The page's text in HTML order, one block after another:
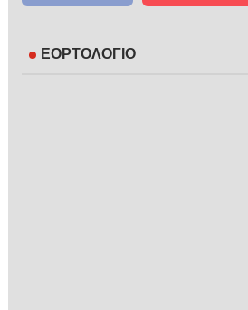
ΕΟΡΤΟΛΟΓΙΟ